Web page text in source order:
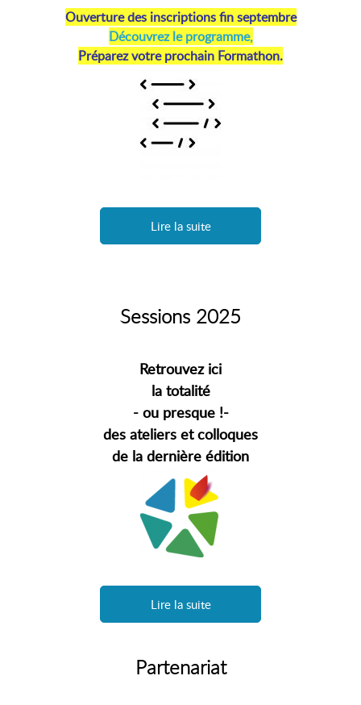
Ouverture des inscriptions fin septembre
Découvrez le programme,
Préparez votre prochain Formathon.
Lire la suite
Sessions 2025
Retrouvez ici
la totalité
- ou presque !-
des ateliers et colloques
de la dernière édition
Lire la suite
Partenariat